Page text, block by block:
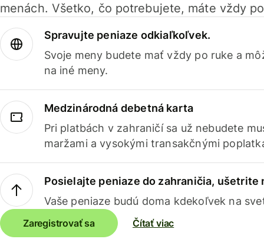
menách. Všetko, čo potrebujete, máte vždy
Spravujte peniaze odkiaľkoľvek.
Svoje meny budete mať vždy po ruke a
na iné meny.
Medzinárodná debetná karta
Pri platbách v zahraničí sa už nebudete
maržami a vysokými transakčnými
Posielajte peniaze do zahraničia, ušetrite
Vaše peniaze budú doma kdekoľvek na
Zaregistrovať sa Čítať viac